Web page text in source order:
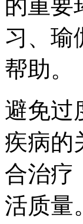
的重要
习、瑜
帮助。
避免过
疾病的
合治疗
活质量